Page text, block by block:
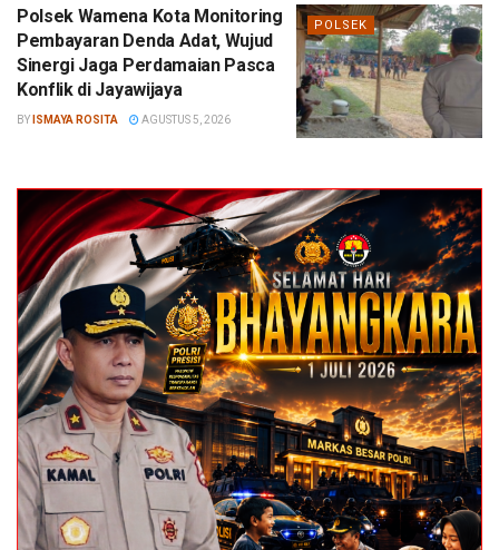
POLSEK
Polsek Wamena Kota Monitoring
Pembayaran Denda Adat, Wujud
Sinergi Jaga Perdamaian Pasca
Konflik di Jayawijaya
BY ISMAYA ROSITA AGUSTUS 5, 2026